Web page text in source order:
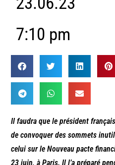
7:10 pm
Il faudra que le président
de convoquer des sommets
celui sur le Nouveau pacte
23 juin, à Paris. Il l’a préparé